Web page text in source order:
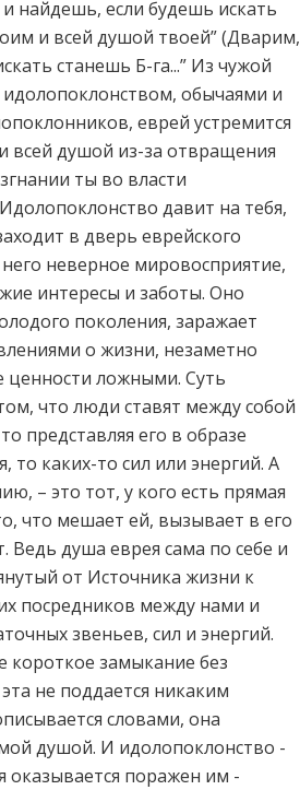
и найдешь, если будешь искать
и всей душой твоей” (Дварим,
станешь Б-га...” Из чужой
обычаями и
еврей устремится
всей душой из-за отвращения
ты во власти
давит на тебя,
в дверь еврейского
неверное мировосприятие,
интересы и заботы. Оно
поколения, заражает
о жизни, незаметно
ценности ложными. Суть
что люди ставят между собой
представляя его в образе
то каких-то сил или энергий. А
– это тот, у кого есть прямая
что мешает ей, вызывает в его
Ведь душа еврея сама по себе и
от Источника жизни к
посредников между нами и
звеньев, сил и энергий.
короткое замыкание без
не поддается никаким
словами, она
душой. И идолопоклонство -
оказывается поражен им -